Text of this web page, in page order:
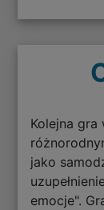
Kolejna
jako
emocje".